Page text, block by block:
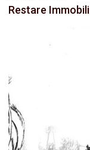
Restare Immobili